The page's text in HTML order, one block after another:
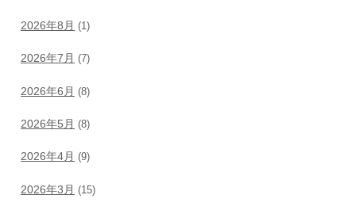
2026年8月 (1)
2026年7月 (7)
2026年6月 (8)
2026年5月 (8)
2026年4月 (9)
2026年3月 (15)